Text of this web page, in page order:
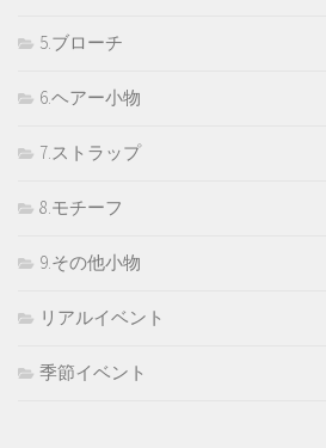
5.ブローチ
6.ヘアー小物
7.ストラップ
8.モチーフ
9.その他小物
リアルイベント
季節イベント